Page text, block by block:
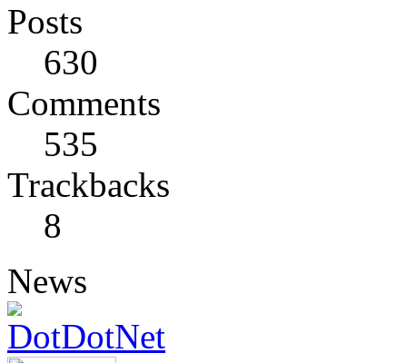
Posts
630
Comments
535
Trackbacks
8
News